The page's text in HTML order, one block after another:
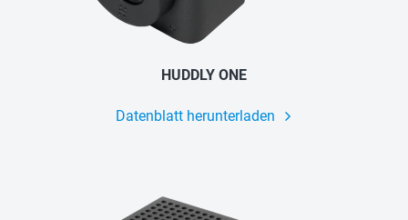
HUDDLY ONE
Datenblatt herunterladen